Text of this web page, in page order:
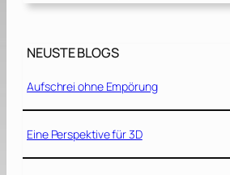
NEUSTE BLOGS
Aufschrei ohne Empörung
Eine Perspektive für 3D